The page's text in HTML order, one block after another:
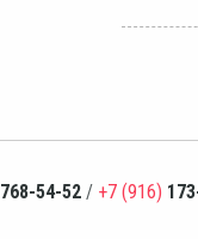
768-54-52 / +7 (916)